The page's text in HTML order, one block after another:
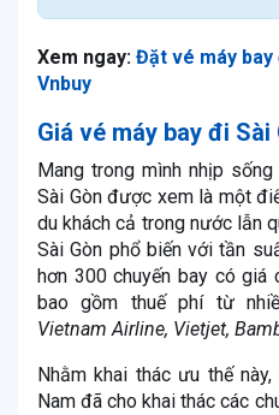
Xem ngay: Đặt vé máy bay
Vnbuy
Giá vé máy bay đi Sài
Mang trong mình nhịp
Sài Gòn được xem là một
du khách cả trong nước lẫn
Sài Gòn phổ biến với tần
hơn 300 chuyến bay có giá
bao gồm thuế phí từ
Vietnam Airline, Vietjet,
Nhằm khai thác ưu thế
Nam đã cho khai thác các